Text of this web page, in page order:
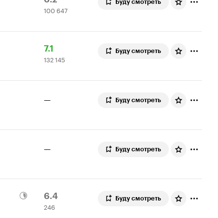
Кинопоиска
647
100 647
Буду смотреть
Рейтинг
Кинопоиска
7.1
132
145
132 145
Буду смотреть
— Буду смотреть
— Буду смотреть
Рейтинг
Кинопоиска
6.4
246
оценок
246
Буду смотреть